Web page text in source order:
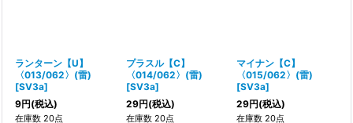
ランターン【U】
〈013/062〉(雷)
[SV3a]
9円(税込)
在庫数 20点
プラスル【C】
〈014/062〉(雷)
[SV3a]
29円(税込)
在庫数 20点
マイナン【C】
〈015/062〉(雷)
[SV3a]
29円(税込)
在庫数 20点